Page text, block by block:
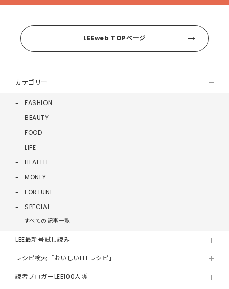
LEEweb TOPページ
カテゴリー
FASHION
BEAUTY
FOOD
LIFE
HEALTH
MONEY
FORTUNE
SPECIAL
すべての記事一覧
LEE最新号試し読み
レシピ検索「おいしいLEEレシピ」
読者ブロガーLEE100人隊